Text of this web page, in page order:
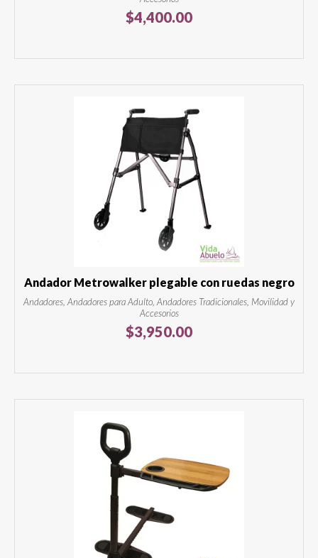
$4,400.00
Andador Metrowalker plegable con ruedas negro
Andadores, Andadores para Adulto, Andadores Tradicionales, Movilidad y
Accesorios
$3,950.00